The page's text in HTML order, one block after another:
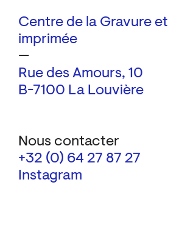
Centre de la Gravure et
imprimée
—
Rue des Amours, 10
B-7100 La Louvière
Nous contacter
+32 (0) 64 27 87 27
Instagram